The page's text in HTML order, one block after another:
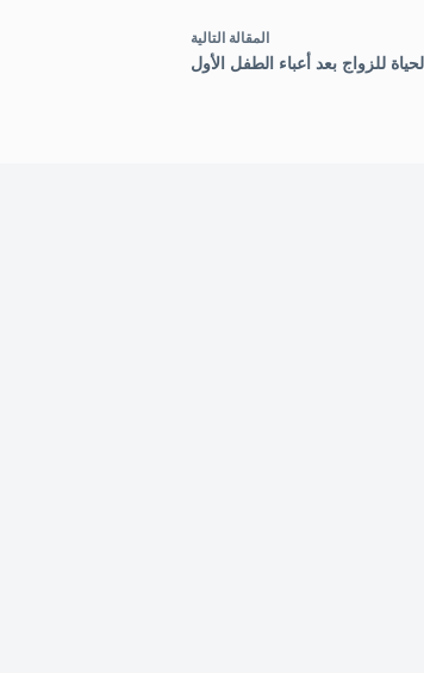
المقالة التالية
للزواج بعد أعباء الطفل الأول